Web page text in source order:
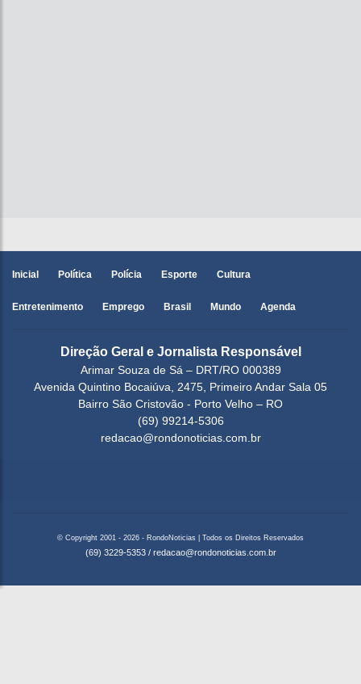
Inicial Política Polícia Esporte Cultura
Entretenimento Emprego Brasil Mundo Agenda
Direção Geral e Jornalista Responsável
Arimar Souza de Sá – DRT/RO 000389
Avenida Quintino Bocaiúva, 2475, Primeiro Andar Sala 05
Bairro São Cristovão - Porto Velho – RO
(69) 99214-5306
redacao@rondonoticias.com.br
© Copyright 2001 - 2026 - RondoNoticias | Todos os Direitos Reservados
(69) 3229-5353 / redacao@rondonoticias.com.br